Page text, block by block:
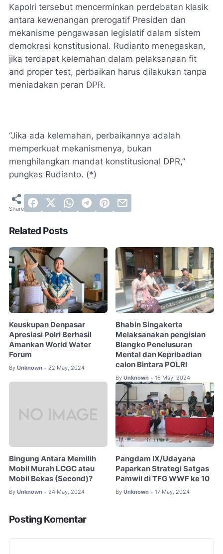
Kapolri tersebut mencerminkan perdebatan klasik
antara kewenangan prerogatif Presiden dan
mekanisme pengawasan legislatif dalam sistem
demokrasi konstitusional. Rudianto menegaskan,
jika terdapat kelemahan dalam pelaksanaan fit
and proper test, perbaikan harus dilakukan tanpa
meniadakan peran DPR.
“Jika ada kelemahan, perbaikannya adalah
memperkuat mekanismenya, bukan
menghilangkan mandat konstitusional DPR,”
pungkas Rudianto. (*)
Related Posts
Keuskupan Denpasar
Apresiasi Polri Berhasil
Amankan World Water
Forum
By Unknown • 22 May, 2024
Bhabin Singakerta
Melaksanakan pengisian
Blangko Penelusuran
Mental dan Kepribadian
calon Bintara POLRI
By Unknown • 16 May, 2024
Bingung Antara Memilih
Mobil Murah LCGC atau
Mobil Bekas (Second)?
By Unknown • 24 May, 2024
Pangdam IX/Udayana
Paparkan Strategi Satgas
Pamwil di TFG WWF ke 10
By Unknown • 17 May, 2024
Posting Komentar